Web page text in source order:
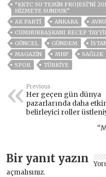
“KKTC SU TEMİN PROJESİ’Nİ
HİZMETE SUNDUK”
AK PARTİ
ANKARA
CUMHURBAŞKANI RECEP
GÜNCEL
GÜNDEM
MAGAZİN
MHP SAĞLIK
SPOR
TÜRKİYE
Previous
Her geçen gün dünya
pazarlarında daha
belirleyici roller
Bir yanıt yazın
açmalısınız.